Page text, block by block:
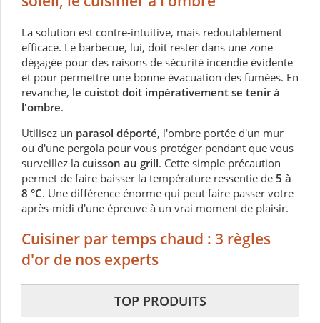
La solution est contre-intuitive, mais redoutablement
efficace. Le barbecue, lui, doit rester dans une zone
dégagée pour des raisons de sécurité incendie évidente
et pour permettre une bonne évacuation des fumées. En
revanche, le cuistot doit impérativement se tenir à
l'ombre.
Utilisez un parasol déporté, l'ombre portée d'un mur
ou d'une pergola pour vous protéger pendant que vous
surveillez la cuisson au grill. Cette simple précaution
permet de faire baisser la température ressentie de 5 à
8 °C. Une différence énorme qui peut faire passer votre
après-midi d'une épreuve à un vrai moment de plaisir.
Cuisiner par temps chaud : 3 règles
d'or de nos experts
TOP PRODUITS